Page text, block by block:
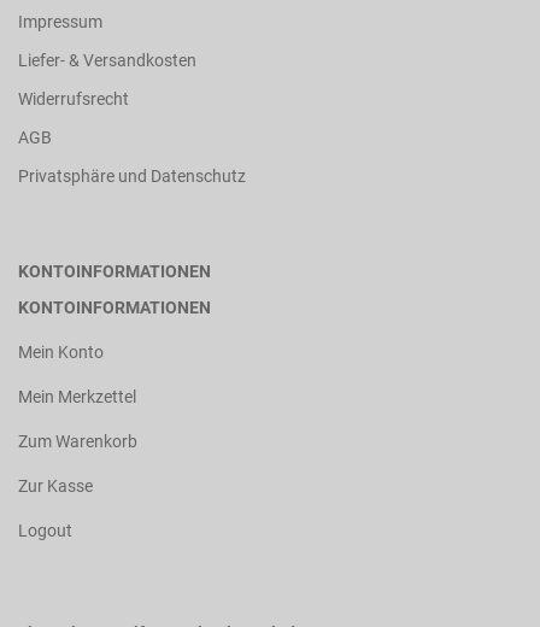
Impressum
Liefer- & Versandkosten
Widerrufsrecht
AGB
Privatsphäre und Datenschutz
KONTOINFORMATIONEN
KONTOINFORMATIONEN
Mein Konto
Mein Merkzettel
Zum Warenkorb
Zur Kasse
Logout